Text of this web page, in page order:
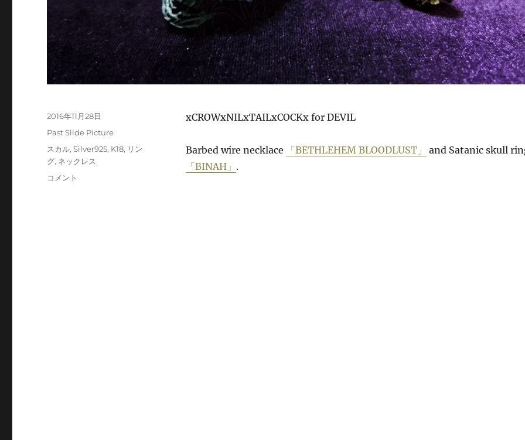
xCROWxNILxTAILxCOCKx for DEVIL
Barbed wire necklace 「BETHLEHEM BLOODLUST」
and Satanic skull
「BINAH」 .
投
2016年11月28日
カ
ゴ
ー
Past Slide Picture
タ
グ
スカル,Silver925, K18, リン
グ, ネックレス
Picture
コメント